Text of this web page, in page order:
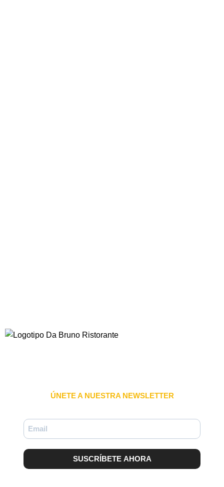
ÚNETE A NUESTRA NEWSLETTER
SUSCRÍBETE AHORA